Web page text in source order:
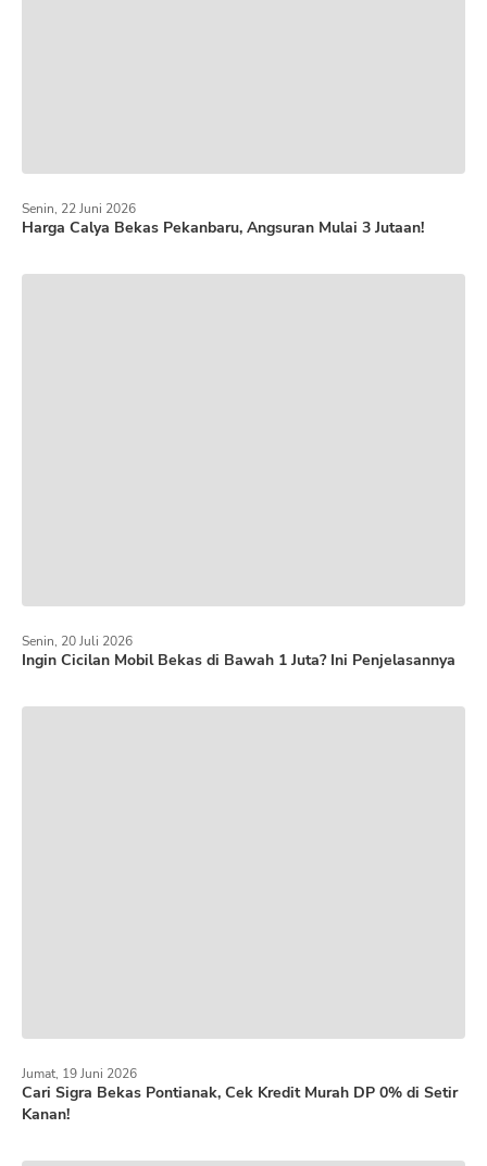
Harga Calya Bekas Pekanbaru, Angsuran Mulai 3 Jutaan!
Senin, 22 Juni 2026
Ingin Cicilan Mobil Bekas di Bawah 1 Juta? Ini Penjelasannya
Senin, 20 Juli 2026
Cari Sigra Bekas Pontianak, Cek Kredit Murah DP 0% di Setir
Kanan!
Jumat, 19 Juni 2026